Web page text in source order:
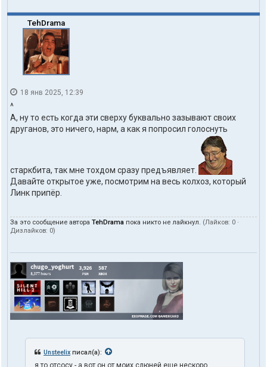
TehDrama
18 янв 2025, 12:39
^
А, ну то есть когда эти сверху буквально зазывают своих
друганов, это ничего, нарм, а как я попросил голоснуть
старкбита, так мне тохдом сразу предъявляет.
Давайте открытое уже, посмотрим на весь колхоз, который
Линк припёр.
За это сообщение автора TehDrama пока никто не лайкнул. (Лайков: 0 ·
Дизлайков: 0)
Unsteelix писал(а):
я то отсосу - а вот он от моих слюней еще нескоро